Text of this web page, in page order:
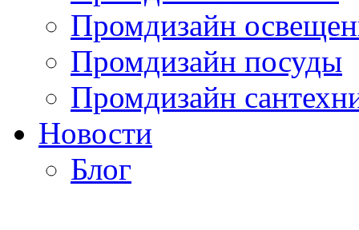
Промдизайн
Промдизайн посуды
Промдизайн
Новости
Блог